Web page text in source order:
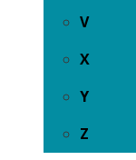
V
X
Y
Z